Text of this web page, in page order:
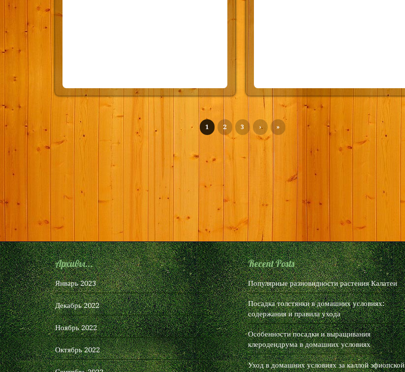
1 2 3 › »
Архивы...
Январь 2023
Декабрь 2022
Ноябрь 2022
Октябрь 2022
Recent Posts
Популярные разновидности растения Калатеи
Посадка толстянки в домашних условиях:
содержания и правила ухода
Особенности посадки и выращивания
клеродендрума в домашних условиях
Уход в домашних условиях за каллой эфиопской